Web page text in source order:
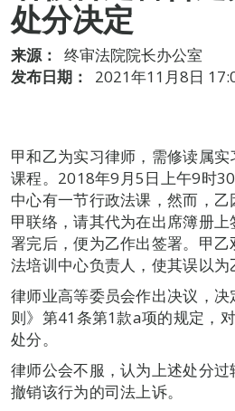
处分决定
来源：
终审法院院长办公室
发布日期：
2021年11月8日
甲和乙为实习律师，需修读属
课程。2018年9月5日上午9时
中心有一节行政法课，然而，
甲联络，请其代为在出席簿册
署完后，便为乙作出签署。甲
法培训中心负责人，使其误以为
律师业高等委员会作出决议，
则》第41条第1款a项的规定，
处分。
律师公会不服，认为上述处分
撤销该行为的司法上诉。